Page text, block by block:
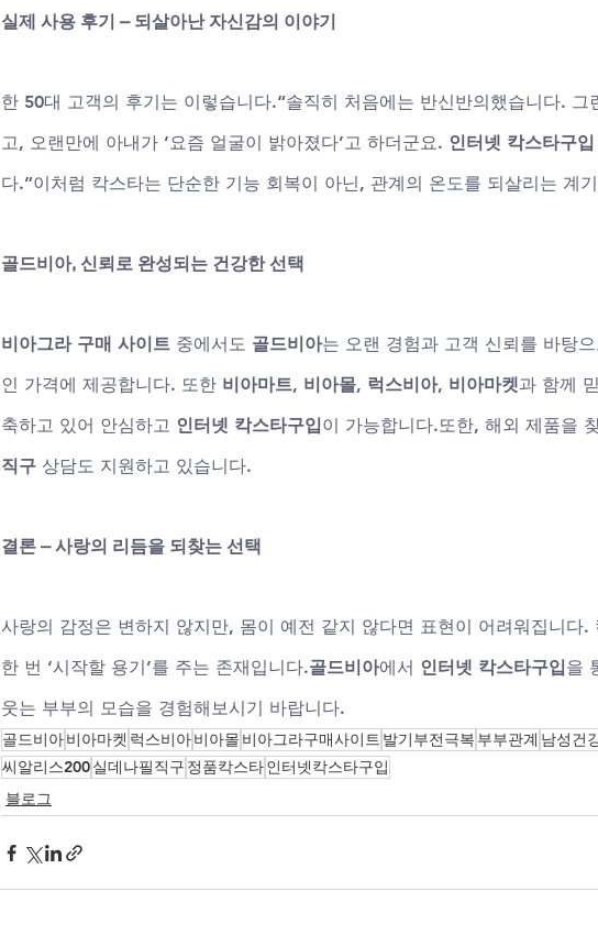
실제 사용 후기 – 되살아난 자신감의 이야기
한 50대 고객의 후기는 이렇습니다.“솔직히 처음에는 반신반의했습니다. 그
고, 오랜만에 아내가 ‘요즘 얼굴이 밝아졌다’고 하더군요. 인터넷 칵스타구입
다.”이처럼 칵스타는 단순한 기능 회복이 아닌, 관계의 온도를 되살리는 계
골드비아, 신뢰로 완성되는 건강한 선택
비아그라 구매 사이트 중에서도 골드비아는 오랜 경험과 고객 신뢰를 바탕
인 가격에 제공합니다. 또한 비아마트, 비아몰, 럭스비아, 비아마켓과 함께
축하고 있어 안심하고 인터넷 칵스타구입 이 가능합니다.또한, 해외 제품을
직구 상담도 지원하고 있습니다.
결론 – 사랑의 리듬을 되찾는 선택
사랑의 감정은 변하지 않지만, 몸이 예전 같지 않다면 표현이 어려워집니다.
한 번 ‘시작할 용기’를 주는 존재입니다.골드비아에서 인터넷 칵스타구입 을
웃는 부부의 모습을 경험해보시기 바랍니다.
골드비아비아마켓 럭스비아비아몰 비아그라구매사이트 발기부전극복 부부관계 남성건
씨알리스200실데나필직구 정품칵스타인터넷칵스타구입
블로그